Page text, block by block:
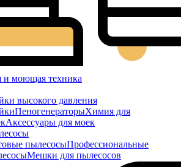
и моющая техника
высокого давления
ПеногенераторыХимия для
Аксессуары для моек
пылесосыПрофессиональные
Мешки для пылесосов